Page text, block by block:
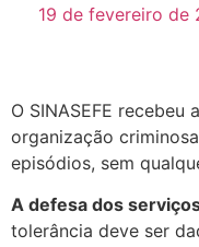
19 de fevereiro de
O SINASEFE
organização
episódios, sem
A defesa dos
tolerância deve ser